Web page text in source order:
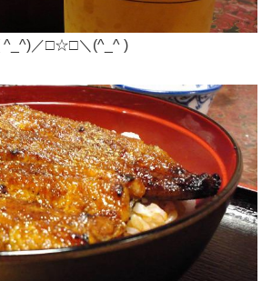
^_^)／□☆□＼(^_^ )